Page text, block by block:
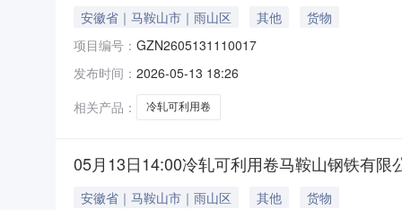
安徽省｜马鞍山市｜雨山区 其他
货物
项目编号： GZN2605131110017
发布时间： 2026-05-13 18:26
相关产品：
冷轧可利用卷
05月13日14:00冷轧可利用卷马鞍山钢铁有限
安徽省｜马鞍山市｜雨山区 其他 货物